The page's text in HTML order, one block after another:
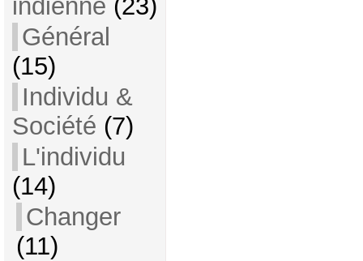
indienne (23)
Général
(15)
Individu &
Société (7)
L'individu
(14)
Changer
(11)